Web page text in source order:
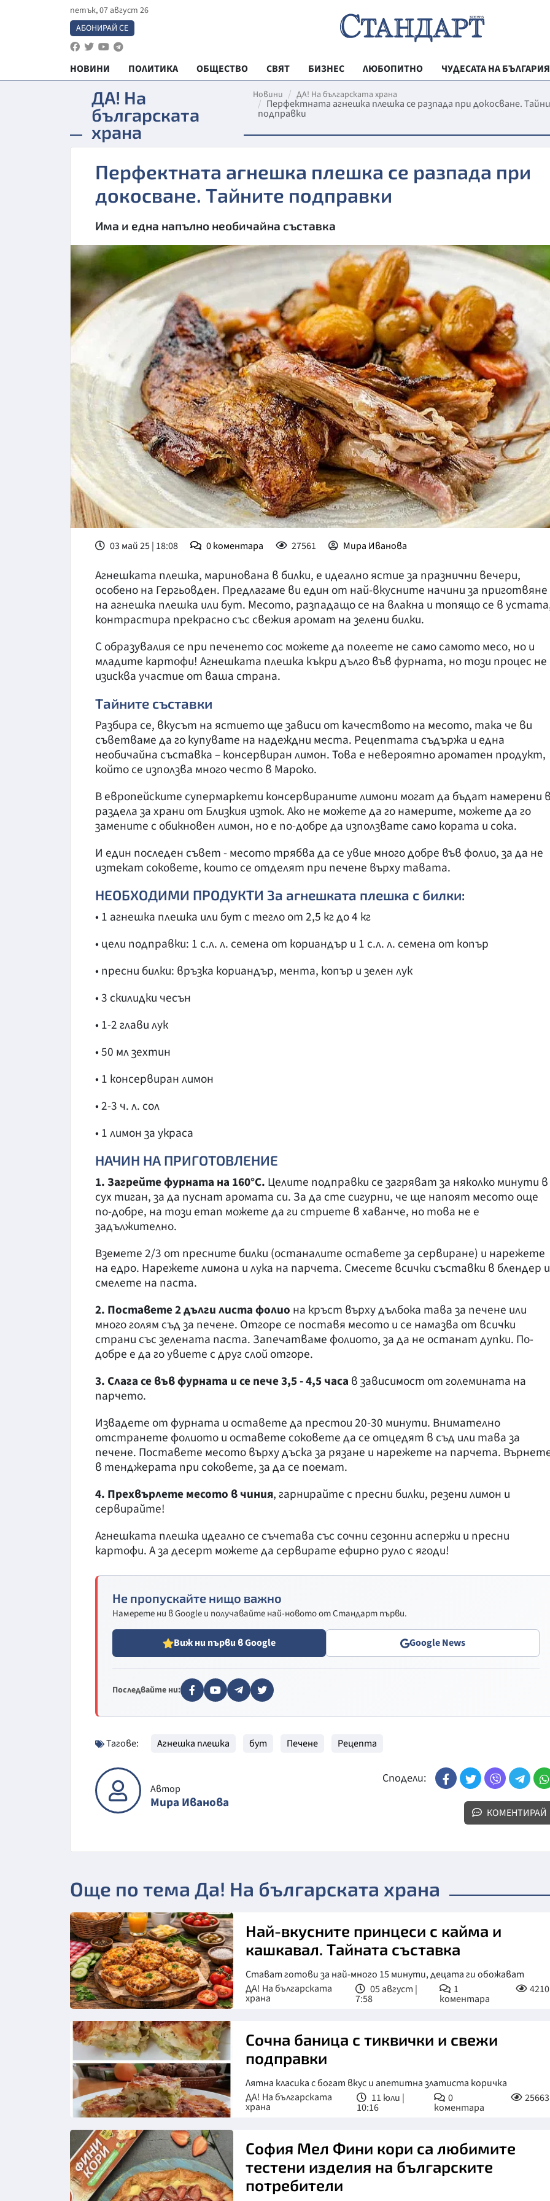
петък, 07 август 26
АБОНИРАЙ СЕ
НОВИНИ ПОЛИТИКА ОБЩЕСТВО СВЯТ БИЗНЕС ЛЮБОПИТНО
ЧУДЕСАТА НА БЪЛГАРИЯ
МЛАДЕЖКА
ДА!НА
ДА! НА
КУЛТУРА
ПРАВОСЪДИЕ
КРИМИ
ВЯРА
ОБЯВИ
ВОЙНАТА В
ВРЕМЕТО
ДА! На
българската
храна
Новини ДА! На българската храна
Перфектната агнешка плешка се разпада при докосване.
подправки
Перфектната агнешка плешка се разпада при
докосване. Тайните подправки
Има и една напълно необичайна съставка
03 май 25 | 18:08 0коментара 27561 Мира Иванова
Агнешката плешка, маринована в билки, е идеално ястие за празнични вечери,
особено на Гергьовден. Предлагаме ви един от най-вкусните начини за приготвяне
на агнешка плешка или бут. Месото, разпадащо се на влакна и топящо се в
контрастира прекрасно със свежия аромат на зелени билки.
С образувалия се при печенето сос можете да полеете не само самото месо, но и
младите картофи! Агнешката плешка къкри дълго във фурната, но този процес не
изисква участие от ваша страна.
Тайните съставки
Разбира се, вкусът на ястието ще зависи от качеството на месото, така че ви
съветваме да го купувате на надеждни места. Рецептата съдържа и една
необичайна съставка – консервиран лимон. Това е невероятно ароматен продукт,
който се използва много често в Мароко.
В европейските супермаркети консервираните лимони могат да бъдат намерени
раздела за храни от Близкия изток. Ако не можете да го намерите, можете да го
замените с обикновен лимон, но е по-добре да използвате само кората и сока.
И един последен съвет - месото трябва да се увие много добре във фолио, за да не
изтекат соковете, които се отделят при печене върху тавата.
НЕОБХОДИМИ ПРОДУКТИ За агнешката плешка с билки:
• 1 агнешка плешка или бут с тегло от 2,5 кг до 4 кг
• цели подправки: 1 с.л. л. семена от кориандър и 1 с.л. л. семена от копър
• пресни билки: връзка кориандър, мента, копър и зелен лук
• 3 скилидки чесън
• 1-2 глави лук
• 50 мл зехтин
• 1 консервиран лимон
• 2-3 ч. л. сол
• 1 лимон за украса
НАЧИН НА ПРИГОТОВЛЕНИЕ
1. Загрейте фурната на 160°C. Целите подправки се загряват за няколко минути в
сух тиган, за да пуснат аромата си. За да сте сигурни, че ще напоят месото още
по-добре, на този етап можете да ги стриете в хаванче, но това не е
задължително.
Вземете 2/3 от пресните билки (останалите оставете за сервиране) и нарежете
на едро. Нарежете лимона и лука на парчета. Смесете всички съставки в блендер и
смелете на паста.
2. Поставете 2 дълги листа фолио на кръст върху дълбока тава за печене или
много голям съд за печене. Отгоре се поставя месото и се намазва от всички
страни със зелената паста. Запечатваме фолиото, за да не останат дупки. По-
добре е да го увиете с друг слой отгоре.
3. Слага се във фурната и се пече 3,5 - 4,5 часа в зависимост от големината на
парчето.
Извадете от фурната и оставете да престои 20-30 минути. Внимателно
отстранете фолиото и оставете соковете да се отцедят в съд или тава за
печене. Поставете месото върху дъска за рязане и нарежете на парчета.
в тенджерата при соковете, за да се поемат.
4. Прехвърлете месото в чиния, гарнирайте с пресни билки, резени лимон и
сервирайте!
Агнешката плешка идеално се съчетава със сочни сезонни аспержи и пресни
картофи. А за десерт можете да сервирате ефирно руло с ягоди!
Не пропускайте нищо важно
Намерете ни в Google и получавайте най-новото от Стандарт първи.
Виж ни първи в Google Google News
Последвайте ни:
Тагове: Агнешка плешка бут Печене Рецепта
Автор
Мира Иванова
Сподели:
КОМЕНТИРАЙ
Още по тема Да! На българската храна
Най-вкусните принцеси с кайма и
кашкавал. Тайната съставка
Стават готови за най-много 15 минути, децата ги обожават
ДА! На българската
храна
05 август |
7:58
1
коментара
4210
Сочна баница с тиквички и свежи
подправки
Лятна класика с богат вкус и апетитна златиста коричка
ДА! На българската
храна
11 юли |
10:16
0
коментара
25663
София Мел Фини кори са любимите
тестени изделия на българските
потребители